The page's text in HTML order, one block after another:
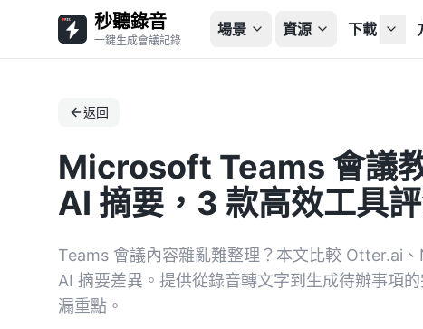
秒聽錄音
一鍵生成會議記錄
場景 資源 下載
返回
Microsoft Teams 會議
AI 摘要，3 款高效工具
Teams 會議內容雜亂難整理？本文比較 Otter.ai
AI 摘要差異。提供從錄音轉文字到生成待辦事項
漏重點。